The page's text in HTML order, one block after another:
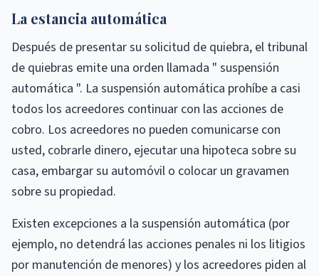
La estancia automática
Después de presentar su solicitud de quiebra, el tribunal
de quiebras emite una orden llamada " suspensión
automática ". La suspensión automática prohíbe a casi
todos los acreedores continuar con las acciones de
cobro. Los acreedores no pueden comunicarse con
usted, cobrarle dinero, ejecutar una hipoteca sobre su
casa, embargar su automóvil o colocar un gravamen
sobre su propiedad.
Existen excepciones a la suspensión automática (por
ejemplo, no detendrá las acciones penales ni los litigios
por manutención de menores) y los acreedores piden al